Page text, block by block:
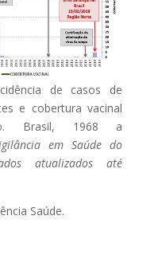
de casos de
e cobertura vacinal
Brasil, 1968 a
em Saúde do
atualizados até
Saúde.